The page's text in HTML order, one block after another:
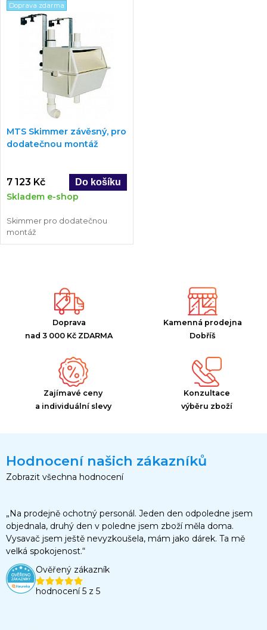
Doprava zdarma
MTS Skimmer závěsný, pro
dodatečnou montáž
7 123 Kč
Skladem e-shop
Skimmer pro dodatečnou
montáž
Doprava
nad 3 000 Kč ZDARMA
Kamenná prodejna
Dobříš
Zajímavé ceny
a individuální slevy
Konzultace
výběru zboží
Hodnocení našich zákazníků
Zobrazit všechna hodnocení
„Na prodejně ochotný personál. Jeden den odpoledne jsem
objednala, druhý den v poledne jsem zboží měla doma.
Vysavač jsem ještě nevyzkoušela, mám jako dárek. Ta mě
velká spokojenost.“
Ověřený zákazník
hodnocení 5 z 5